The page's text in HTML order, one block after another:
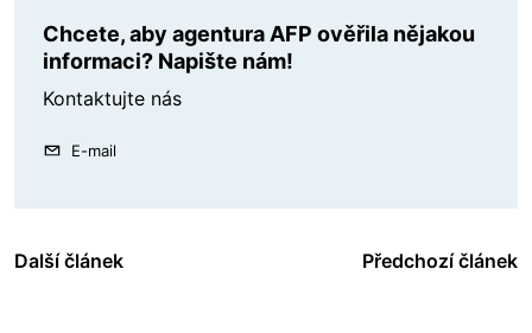
Chcete, aby agentura AFP ověřila nějakou
informaci? Napište nám!
Kontaktujte nás
E-mail
Další článek Předchozí článek